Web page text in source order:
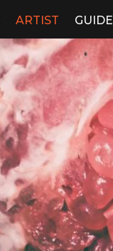
ARTIST GUIDE